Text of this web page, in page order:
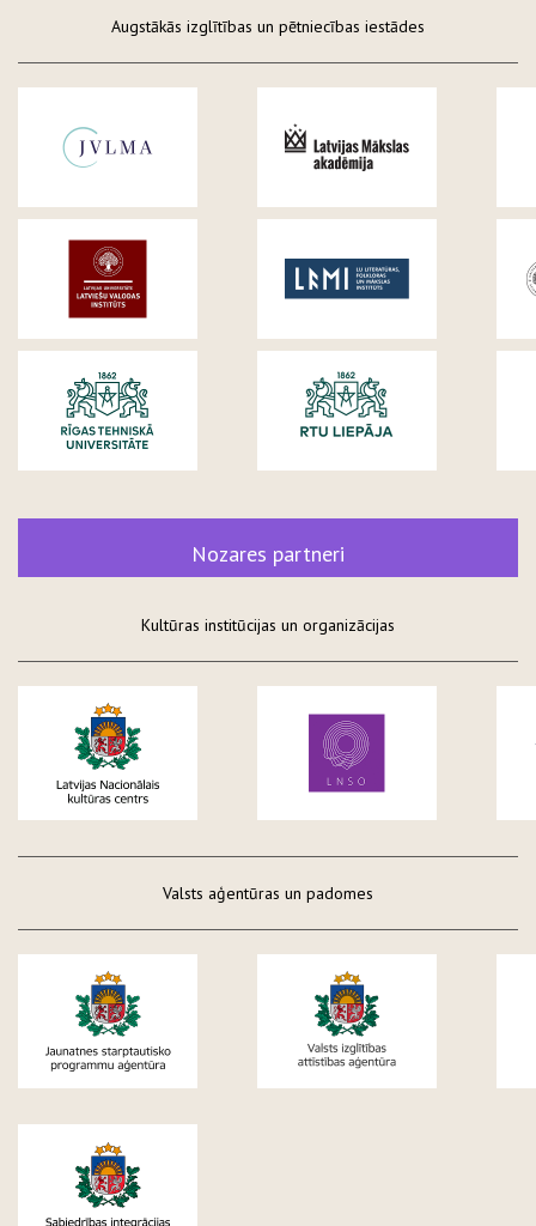
Augstākās izglītības un pētniecības iestādes
Nozares partneri
Kultūras institūcijas un organizācijas
Valsts aģentūras un padomes